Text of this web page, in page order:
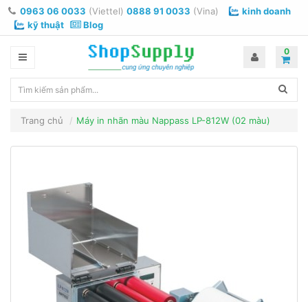
0963 06 0033 (Viettel) 0888 91 0033 (Vina)
kinh doanh
kỹ thuật
Blog
0
Trang chủ Máy in nhãn màu Nappass LP-812W (02 màu)